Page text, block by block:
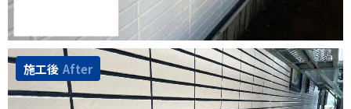
施工後 After